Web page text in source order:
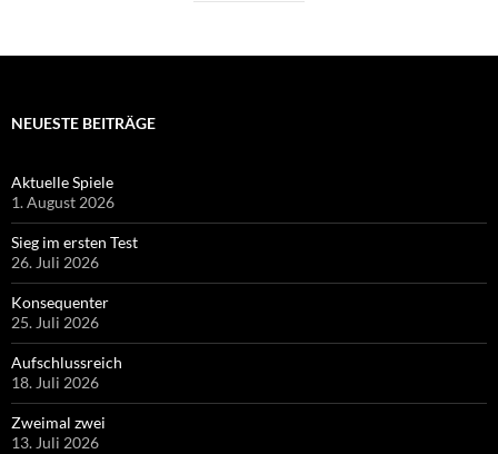
NEUESTE BEITRÄGE
Aktuelle Spiele
1. August 2026
Sieg im ersten Test
26. Juli 2026
Konsequenter
25. Juli 2026
Aufschlussreich
18. Juli 2026
Zweimal zwei
13. Juli 2026